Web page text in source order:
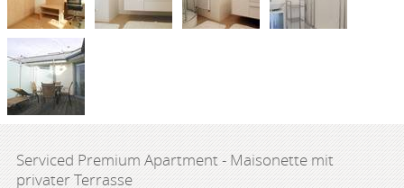
Serviced Premium Apartment - Maisonette mit
privater Terrasse